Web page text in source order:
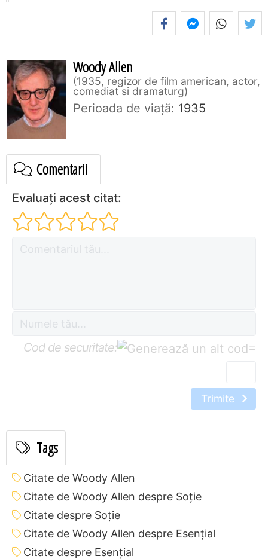
Woody Allen
1935, regizor de film american, actor,
comediat si dramaturg
Perioada de viaţă: 1935
Comentarii
Evaluați acest citat:
Cod de securitate: =
Trimite
Tags
Citate de Woody Allen
Citate de Woody Allen despre Soție
Citate despre Soție
Citate de Woody Allen despre Esențial
Citate despre Esențial